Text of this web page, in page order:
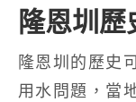
隆恩圳歷
隆恩圳的歷史
用水問題，當